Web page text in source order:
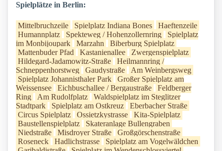
Spielplätze in Berlin:
Mittelbruchzeile Spielplatz Indiana Bones
Haeftenzeile
Humannplatz
Spekteweg / Hohenzollernring
Spielplatz
im Monbijoupark
Marzahn
Biberburg Spielplatz
Mattenbuder Pfad
Kastanienallee
Zwergenspielplatz
Hildegard-Jadamowitz-Straße
Heilmannring /
Schneppenhorstweg
Gaudystraße
Am Weinbergsweg
Spielplatz Johannisthaler Park
Großer Spielplatz am
Weissensee
Eichbuschallee / Bergaustraße
Feldberger
Ring
Am Rudolfplatz
Waldspielplatz im Steglitzer
Stadtpark
Spielplatz am Ostkreuz
Eberbacher Straße
Circus Spielplatz
Ossietzkystrasse
Kita-Spielplatz
Baustellenspielplatz
Skateranlage Bullengraben
Niedstraße
Misdroyer Straße
Großgörschenstraße
Roseneck
Hadlichstrasse
Spielplatz am Vogelwäldchen